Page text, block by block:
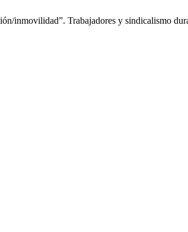
inmovilidad”. Trabajadores y sindicalismo